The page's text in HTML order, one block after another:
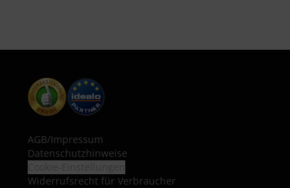
AGB/Impressum
Datenschutzhinweise
Widerrufsrecht für Verbraucher